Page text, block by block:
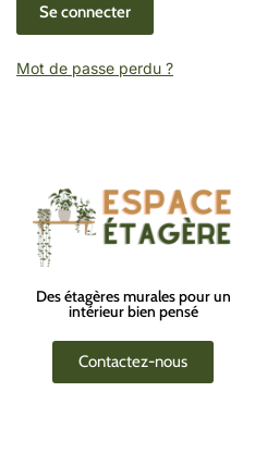
Se connecter
Mot de passe perdu ?
Des étagères murales pour un
intérieur bien pensé
Contactez-nous